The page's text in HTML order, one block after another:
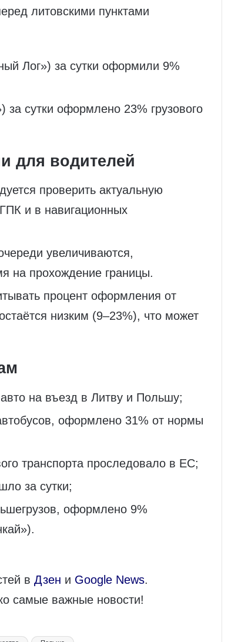
литовскими пунктами
Лог») за сутки оформили 9%
сутки оформлено 23% грузового
для водителей
проверить актуальную
и в навигационных
увеличиваются,
на прохождение границы.
процент оформления от
низким (9–23%), что может
на въезд в Литву и Польшу;
оформлено 31% от нормы
транспорта проследовало в ЕС;
за сутки;
оформлено 9%
в Дзен и Google News.
самые важные новости!